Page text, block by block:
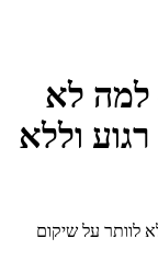
למה לא
וללא
לוותר על שיקום